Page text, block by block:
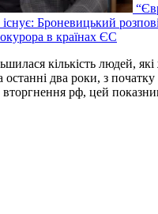
Броневицький
в країнах ЄС
кількість людей,
останні два роки, з початку
рф, цей